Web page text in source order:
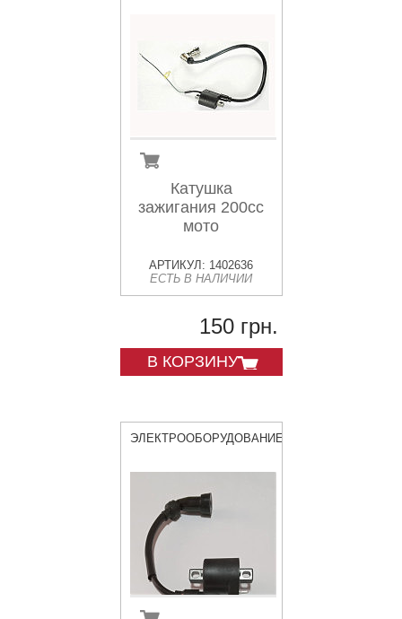
Катушка
зажигания 200сс
мото
АРТИКУЛ: 1402636
ЕСТЬ В НАЛИЧИИ
150 грн.
В КОРЗИНУ
ЭЛЕКТРООБОРУДОВАНИЕ